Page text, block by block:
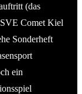
(das
SVE Comet Kiel
Sonderheft
ein